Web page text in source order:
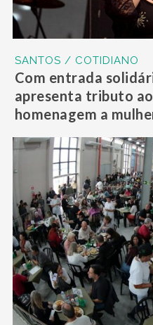
SANTOS / COTIDIANO
Com entrada
apresenta tributo
homenagem a